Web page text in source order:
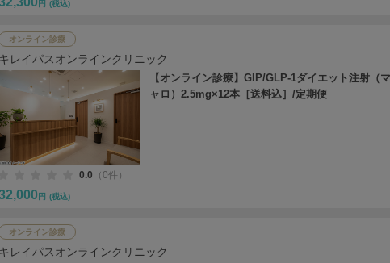
円 (税込)
オンライン診療
キレイパスオンラインクリニック
【オンライン診療】GIP/GLP-1ダイエット注射（
ャロ）2.5mg×12本［送料込］/定期便
0.0 （0件）
円 (税込)
オンライン診療
キレイパスオンラインクリニック